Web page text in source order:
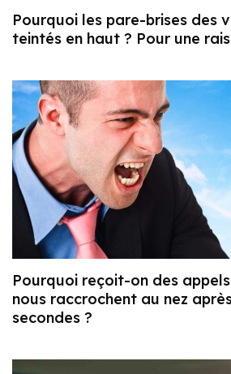
Pourquoi les pare-brises des
teintés en haut ? Pour une
Pourquoi reçoit-on des
nous raccrochent au nez
secondes ?